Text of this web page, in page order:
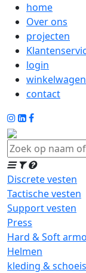
home
Over ons
projecten
login
contact
Discrete vesten
Tactische vesten
Support vesten
Press
Hard & Soft
Helmen
kleding &